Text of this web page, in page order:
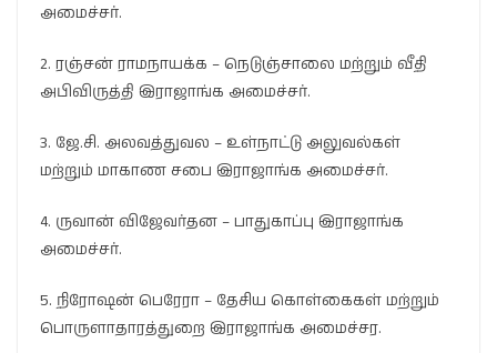
அமைச்சர்.
2. ரஞ்சன் ராமநாயக்க – நெடுஞ்சாலை மற்றும் வீதி
அபிவிருத்தி இராஜாங்க அமைச்சர்.
3. ஜே.சி. அலவத்துவல – உள்நாட்டு அலுவல்கள்
மற்றும் மாகாண சபை இராஜாங்க அமைச்சர்.
4. ருவான் விஜேவர்தன – பாதுகாப்பு இராஜாங்க
அமைச்சர்.
5. நிரோஷன் பெரேரா – தேசிய கொள்கைகள் மற்றும்
பொருளாதாரத்துறை இராஜாங்க அமைச்சர.